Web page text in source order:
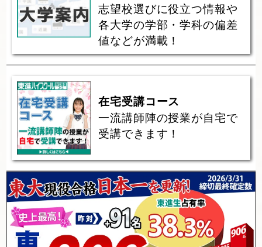
志望校選びに役立つ情報や
各大学の学部・学科の偏差
値などが満載！
在宅受講コース
一流講師陣の授業が自宅で
受講できます！